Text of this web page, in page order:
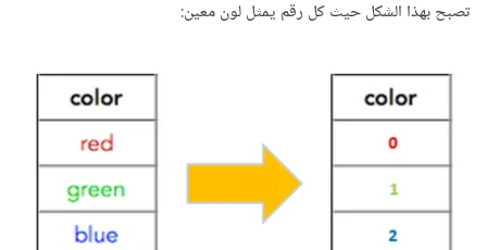
تصبح بهذا الشكل حيث كل رقم يمثل لون معين: